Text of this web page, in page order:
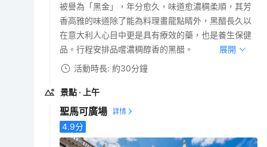
被譽為「黑金」，年分愈久，味道愈濃稠柔順，其芳
香高雅的味道除了能為料理畫龍點睛外，黑醋長久以
在意大利人心目中更是具有療效的藥，也是養生保健
品。行程安排品嚐濃稠醇香的黑醋。
展開
活動時長: 約30分鐘
景點 · 上午
聖馬可廣場
4.9分